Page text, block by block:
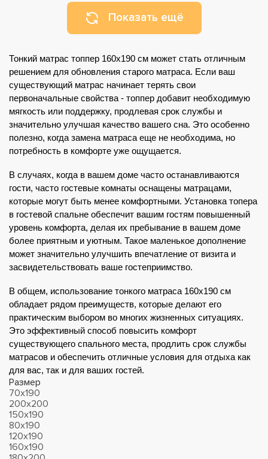
Показать ещё
Тонкий матрас топпер 160x190 см может стать отличным
решением для обновления старого матраса. Если ваш
существующий матрас начинает терять свои
первоначальные свойства - топпер добавит необходимую
мягкость или поддержку, продлевая срок службы и
значительно улучшая качество вашего сна. Это особенно
полезно, когда замена матраса еще не необходима, но
потребность в комфорте уже ощущается.
В случаях, когда в вашем доме часто останавливаются
гости, часто гостевые комнаты оснащены матрацами,
которые могут быть менее комфортными. Установка топера
в гостевой спальне обеспечит вашим гостям повышенный
уровень комфорта, делая их пребывание в вашем доме
более приятным и уютным. Такое маленькое дополнение
может значительно улучшить впечатление от визита и
засвидетельствовать ваше гостеприимство.
В общем, использование тонкого матраса 160x190 см
обладает рядом преимуществ, которые делают его
практическим выбором во многих жизненных ситуациях.
Это эффективный способ повысить комфорт
существующего спального места, продлить срок службы
матрасов и обеспечить отличные условия для отдыха как
для вас, так и для ваших гостей.
Размер
70х190
200х200
150х190
80х190
120х190
160х190